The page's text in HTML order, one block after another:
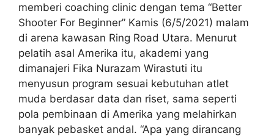
memberi coaching clinic dengan tema “Better
Shooter For Beginner” Kamis (6/5/2021) malam
di arena kawasan Ring Road Utara. Menurut
pelatih asal Amerika itu, akademi yang
dimanajeri Fika Nurazam Wirastuti itu
menyusun program sesuai kebutuhan atlet
muda berdasar data dan riset, sama seperti
pola pembinaan di Amerika yang melahirkan
banyak pebasket andal. “Apa yang dirancang